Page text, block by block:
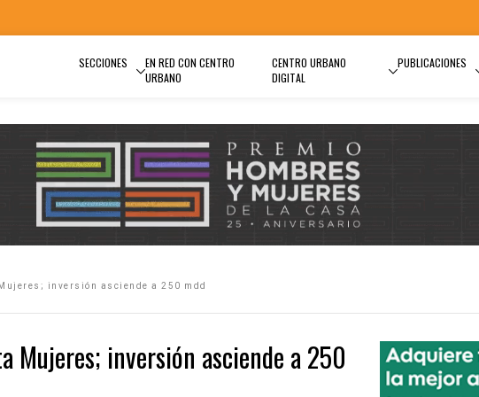
SECCIONES
EN RED CON CENTRO
URBANO
CENTRO URBANO
DIGITAL
PUBLICACIONES
inversión asciende a 250 mdd
Mujeres; inversión asciende a 250